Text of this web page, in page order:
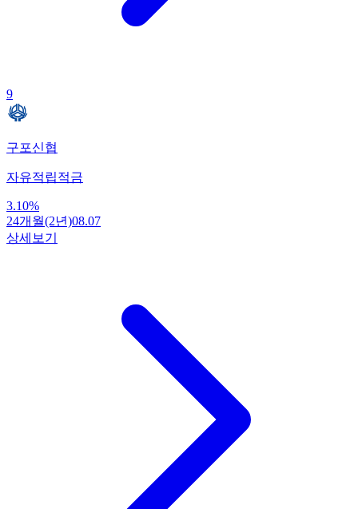
9
구포신협
자유적립적금
3.10%
24개월(2년)08.07
상세보기